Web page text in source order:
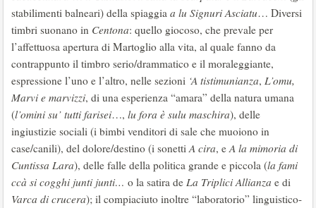
stabilimenti balneari) della spiaggia a lu Signuri Asciatu… Diversi
timbri suonano in Centona: quello giocoso, che prevale per
l’affettuosa apertura di Martoglio alla vita, al quale fanno da
contrappunto il timbro serio/drammatico e il moraleggiante,
espressione l’uno e l’altro, nelle sezioni ‘A tistimunianza, L’omu,
Marvi e marvizzi, di una esperienza “amara” della natura umana
(l’omini su’ tutti farisei…, lu fora è sulu maschira), delle
ingiustizie sociali (i bimbi venditori di sale che muoiono in
case/canili), del dolore/destino (i sonettiA cira, eA la mimoria di
Cuntissa Lara), delle falle della politica grande e piccola (la fami
ccà si cogghi junti junti… o la satira de La Triplici Allianza e di
Varca di crucera); il compiaciuto inoltre “laboratorio” linguistico-